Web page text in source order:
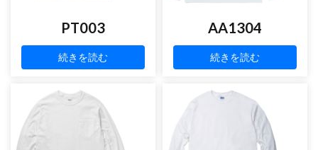
PT003
続きを読む
AA1304
続きを読む